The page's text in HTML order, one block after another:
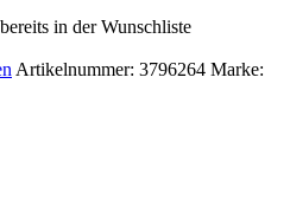
in der Wunschliste
Artikelnummer: 3796264 Marke: